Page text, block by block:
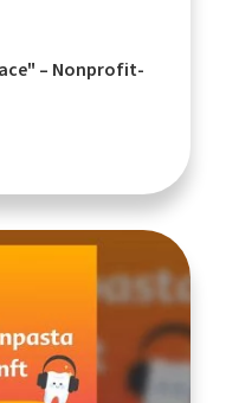
– Nonprofit-